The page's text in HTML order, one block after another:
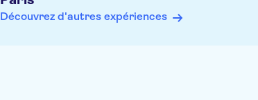
Découvrez d'autres expériences